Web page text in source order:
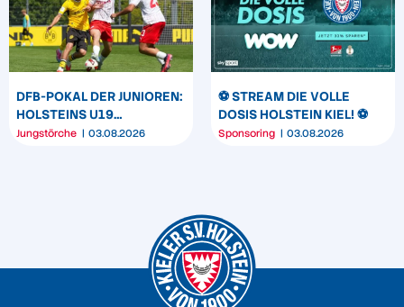
DFB-POKAL DER JUNIOREN:
HOLSTEINS U19
TRIUMPHIERT IN
Jungstörche 03.08.2026
⚽️ STREAM DIE VOLLE
DOSIS HOLSTEIN KIEL! ⚽️
Sponsoring 03.08.2026